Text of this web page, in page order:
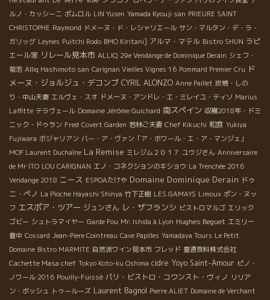
ルノ・カッシーニ ポムロル LIN Yusen Yamada Kyouji san PRIEURE SAINT
CHRISTOPHE Raymond ドメーヌ・ド・レシャリエール サン・マルタン・デ・ラ・
ガリッグ Leynes Puitchi Rodo BMO Kiritani] アルマ・マテル Bistro SHUN ラピ
エール家 リレール見本市 ALLIQ 29e Vendange de Dominique Derain シェフ・
菊池 Alliq Hashimoto san Carignan Vieilles Vignes 16 Pommard Premier Cru ド
メーヌ・ジョルジュ・デコンブ CYRIL ALONZO Anne Paillet 炭焼・しの
り・中山夫妻 エルヴェ・スオ ドメーヌ・アンドレ・エ・ミレイユ・ティソ Marius
Laffitte テラヴェール Domaine Jérôme Guichard 南スペイン 収穫2018年・ドミ
ニック・ドゥラン Fred Covert Garden 若林ご夫妻 Chef Kikuchi 和食 Yukiya
Fujiwara ボジャリアン バー・ア・ヴァン「ア・ボワール・エ・ア・マンジェ」
MOF Laurent Duchaîne La Remise ミレジム２０１７ ユウジさん Anniversaire
de Mr ITO LOU CARIGNAN エノ・コネクションのキショウ La Trenchée 2016
Vendange 2018 ニース ESPOAたけや Domaine Dominique Derain ドゥ
ニ・ペノ La Pioche Hayashi Shinya 竹下正樹 LES GAMAYS Limoux ポン・ヌッ
フ エスポア・ツアー ジュンさん レ・ザフランシ ビストロマルゴ エリック
ゴビー シュトラマイヤー Garde Fou Mr. Ishida à Lyon Hughes Beguet エミリー
豊中 Cossard Jean-Piere Cointreau Cave Papilles Yamadaya Tours Le Petit
Domaine Bistro MARMITE 自然派ワイン見本市 フレッド 豊通食料株式会社
Cachette Masa chef Tokyo Koto-ku Oshima cidre Yoyo Saint-Amour ピノ・
ノワール 2016 Pouilly-Fuissé パリ・ビストロ・コワンスト・ヴィノ リリア
ン・ボッシュ トゥールーズ Laurent Bagnol Pierre ALIET Domaine de Verchant